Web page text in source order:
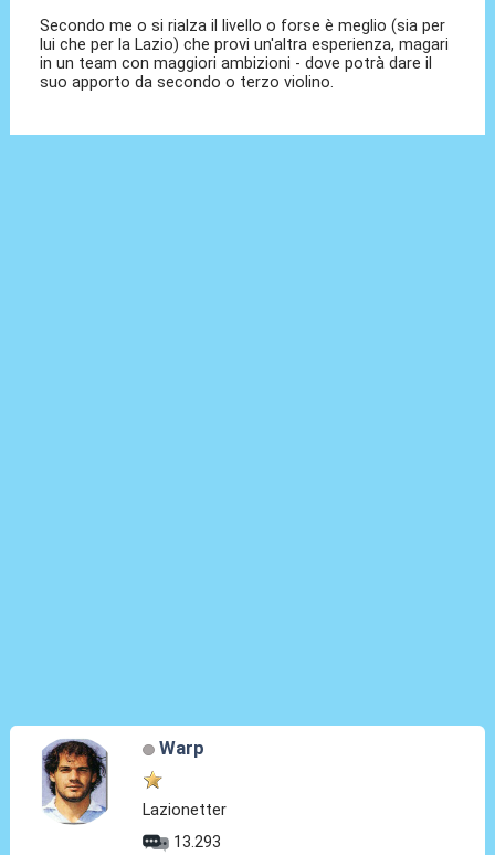
Secondo me o si rialza il livello o forse è meglio (sia per
lui che per la Lazio) che provi un'altra esperienza, magari
in un team con maggiori ambizioni - dove potrà dare il
suo apporto da secondo o terzo violino.
Warp
Lazionetter
13.293